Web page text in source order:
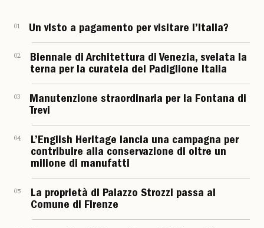
01 Un visto a pagamento per visitare l’Italia?
02
Biennale di Architettura di Venezia, svelata la
terna per la curatela del Padiglione Italia
03
Manutenzione straordinaria per la Fontana di
Trevi
04
L’English Heritage lancia una campagna per
contribuire alla conservazione di oltre un
milione di manufatti
05
La proprietà di Palazzo Strozzi passa al
Comune di Firenze